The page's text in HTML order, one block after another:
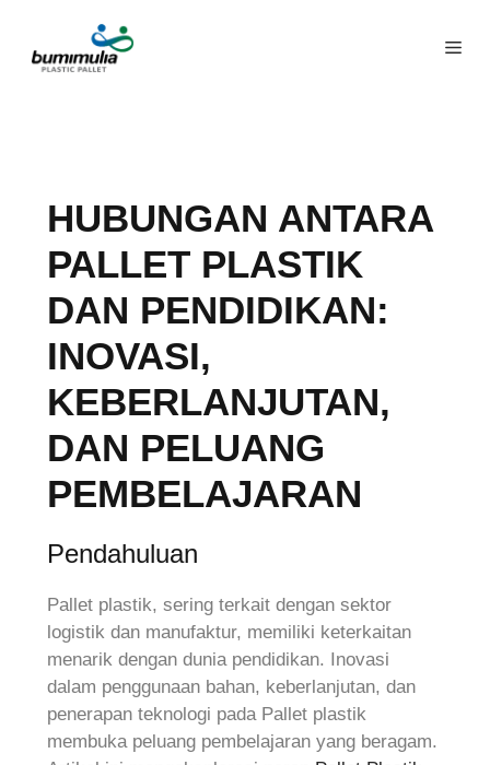
HUBUNGAN ANTARA
PALLET PLASTIK
DAN PENDIDIKAN:
INOVASI,
KEBERLANJUTAN,
DAN PELUANG
PEMBELAJARAN
Pendahuluan
Pallet plastik, sering terkait dengan sektor
logistik dan manufaktur, memiliki keterkaitan
menarik dengan dunia pendidikan. Inovasi
dalam penggunaan bahan, keberlanjutan, dan
penerapan teknologi pada Pallet plastik
membuka peluang pembelajaran yang beragam.